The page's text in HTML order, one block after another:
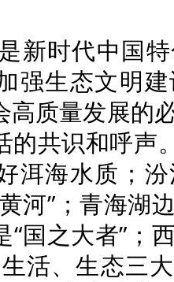
新时代中国
强生态文明
高质量发展的
的共识和呼声
洱海水质；
河”；青海湖
“国之大者”；
活、生态三